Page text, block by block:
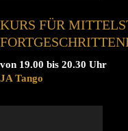
KURS FÜR
von 19.00 bis 20.30 Uhr
JA Tango